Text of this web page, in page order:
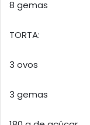
8 gemas
TORTA:
3 ovos
3 gemas